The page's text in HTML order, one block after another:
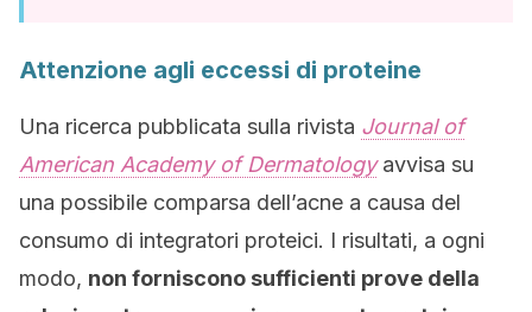
Attenzione agli eccessi di proteine
Una ricerca pubblicata sulla rivista Journal of
American Academy of Dermatologyavvisa su
una possibile comparsa dell’acne a causa del
consumo di integratori proteici. I risultati, a ogni
modo, non forniscono sufficienti prove della